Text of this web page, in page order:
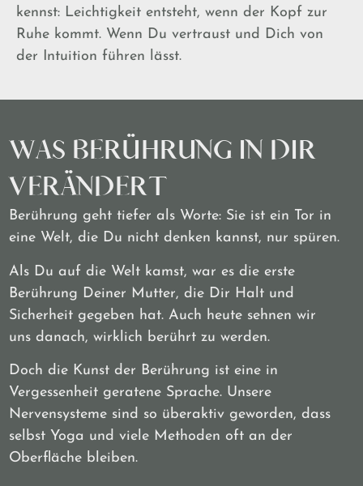
kennst: Leichtigkeit entsteht, wenn der Kopf zur
Ruhe kommt. Wenn Du vertraust und Dich von
der Intuition führen lässt.
WAS BERÜHRUNG IN DIR
VERÄNDERT
Berührung geht tiefer als Worte: Sie ist ein Tor in
eine Welt, die Du nicht denken kannst, nur spüren.
Als Du auf die Welt kamst, war es die erste
Berührung Deiner Mutter, die Dir Halt und
Sicherheit gegeben hat. Auch heute sehnen wir
uns danach, wirklich berührt zu werden.
Doch die Kunst der Berührung ist eine in
Vergessenheit geratene Sprache. Unsere
Nervensysteme sind so überaktiv geworden, dass
selbst Yoga und viele Methoden oft an der
Oberfläche bleiben.